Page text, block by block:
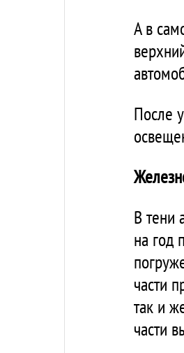
А в
После
В тени
на год
части
так и
части